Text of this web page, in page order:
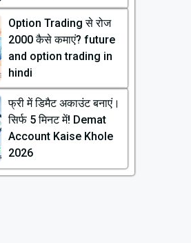
Option Trading से रोज
₹2000 कैसे कमाएं? future
and option trading in
hindi
फ्री में डिमैट अकाउंट बनाएं।
सिर्फ 5 मिनट में! Demat
Account Kaise Khole
2026